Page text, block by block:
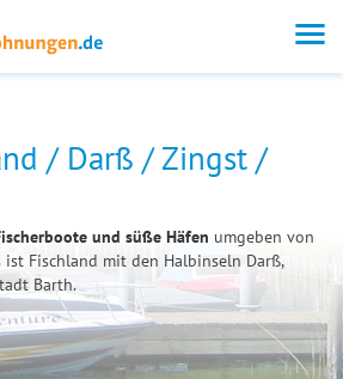
/ Darß / Zingst /
und süße Häfen umgeben von
ist Fischland mit den Halbinseln Darß,
Barth.